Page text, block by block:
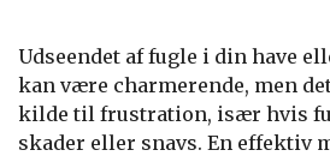
Udseendet af fugle i din have
kan være charmerende, men
kilde til frustration, især hvis
skader eller snavs. En effektiv